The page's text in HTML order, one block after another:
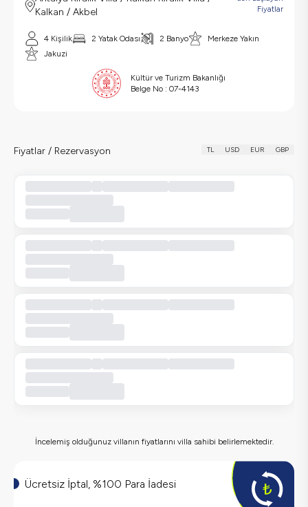
Kalkan / Akbel
Fiyatlar
4 Kişilik 2 Yatak Odası 2 Banyo
Merkeze Yakın
Jakuzi
Kültür ve Turizm Bakanlığı
Belge No : 07-4143
Fiyatlar / Rezervasyon TL USD EUR GBP
İncelemiş olduğunuz villanın fiyatlarını villa sahibi belirlemektedir.
Ücretsiz İptal, %100 Para İadesi